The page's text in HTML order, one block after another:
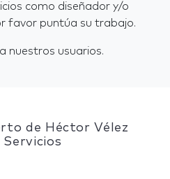
como diseñador y/o
favor puntúa su trabajo.
nuestros usuarios.
de Héctor Vélez